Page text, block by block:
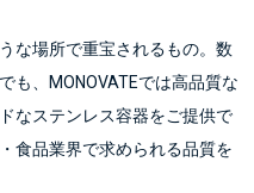
な場所で重宝されるもの。数
も、MONOVATEでは高品質な
なステンレス容器をご提供で
食品業界で求められる品質を